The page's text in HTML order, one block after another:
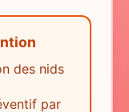
des nids
par